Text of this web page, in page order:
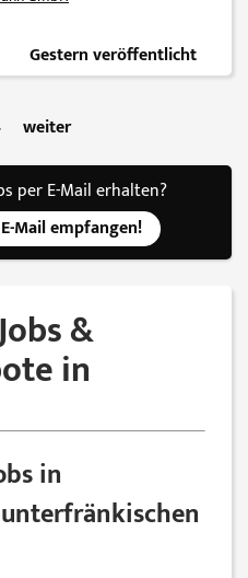
Gestern veröffentlicht
weiter
per E-Mail erhalten?
Mail empfangen!
&
in
in